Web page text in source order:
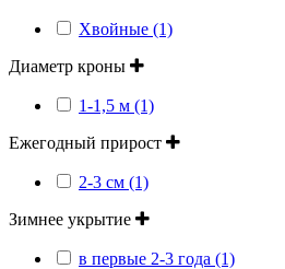
Хвойные (1)
Диаметр кроны
1-1,5 м (1)
Ежегодный прирост
2-3 см (1)
Зимнее укрытие
в первые 2-3 года (1)